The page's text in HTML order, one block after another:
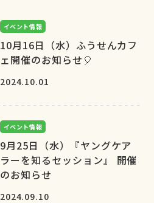
イベント情報
10月16日（水）ふうせんカフ
ェ開催のお知らせ🎈
2024.10.01
イベント情報
9月25日（水）『ヤングケア
ラーを知るセッション』 開催
のお知らせ
2024.09.10